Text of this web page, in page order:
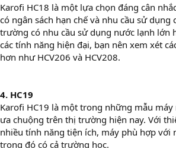
Karofi HC18 là một lựa chọn đáng cân
có ngân sách hạn chế và nhu cầu sử dụng
trường có nhu cầu sử dụng nước lạnh lớn
các tính năng hiện đại, bạn nên xem xét
hơn như HCV206 và HCV208.
4. HC19
Karofi HC19 là một trong những mẫu
ưa chuộng trên thị trường hiện nay. Với
nhiều tính năng tiện ích, máy phù hợp với
trong đó có cả trường học.